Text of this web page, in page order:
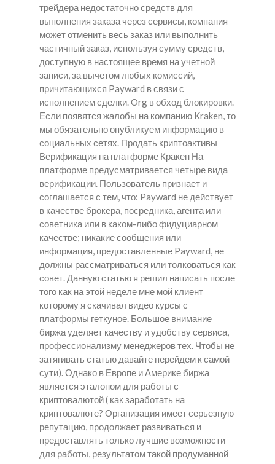
трейдера недостаточно средств для
выполнения заказа через сервисы, компания
может отменить весь заказ или выполнить
частичный заказ, используя сумму средств,
доступную в настоящее время на учетной
записи, за вычетом любых комиссий,
причитающихся Payward в связи с
исполнением сделки. Org в обход блокировки.
Если появятся жалобы на компанию Kraken, то
мы обязательно опубликуем информацию в
социальных сетях. Продать криптоактивы
Верификация на платформе Кракен На
платформе предусматривается четыре вида
верификации. Пользователь признает и
соглашается с тем, что: Payward не действует
в качестве брокера, посредника, агента или
советника или в каком-либо фидуциарном
качестве; никакие сообщения или
информация, предоставленные Payward, не
должны рассматриваться или толковаться как
совет. Данную статью я решил написать после
того как на этой неделе мне мой клиент
которому я скачивал видео курсы с
платформы геткуное. Большое внимание
биржа уделяет качеству и удобству сервиса,
профессионализму менеджеров тех. Чтобы не
затягивать статью давайте перейдем к самой
сути). Однако в Европе и Америке биржа
является эталоном для работы с
криптовалютой ( как заработать на
криптовалюте? Организация имеет серьезную
репутацию, продолжает развиваться и
предоставлять только лучшие возможности
для работы, результатом такой продуманной